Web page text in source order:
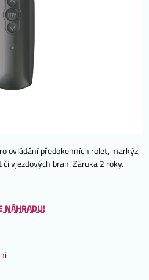
ovládání předokenních rolet, markýz,
vjezdových bran. Záruka 2 roky.
NÁHRADU!